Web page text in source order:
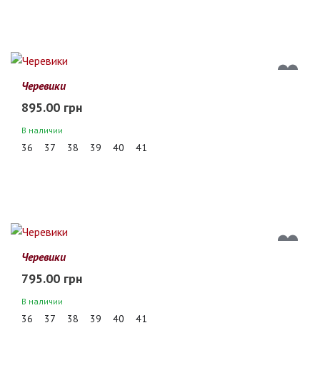
Черевики
895.00 грн
В наличии
36 37 38 39 40 41
Черевики
795.00 грн
В наличии
36 37 38 39 40 41